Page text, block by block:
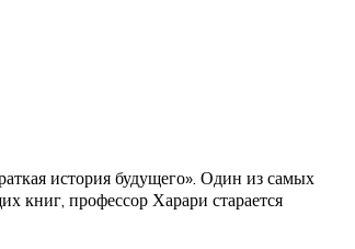
история будущего». Один из самых
книг, профессор Харари старается